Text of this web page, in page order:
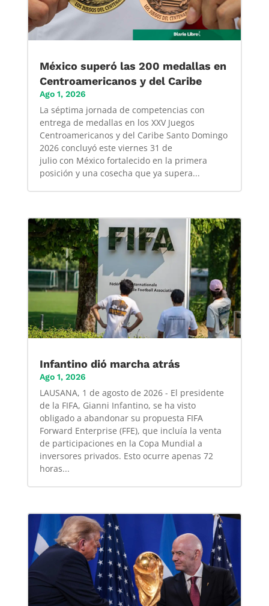
México superó las 200 medallas en
Centroamericanos y del Caribe
Ago 1, 2026
La séptima jornada de competencias con
entrega de medallas en los XXV Juegos
Centroamericanos y del Caribe Santo Domingo
2026 concluyó este viernes 31 de
julio con México fortalecido en la primera
posición y una cosecha que ya supera...
Infantino dió marcha atrás
Ago 1, 2026
LAUSANA, 1 de agosto de 2026 - El presidente
de la FIFA, Gianni Infantino, se ha visto
obligado a abandonar su propuesta FIFA
Forward Enterprise (FFE), que incluía la venta
de participaciones en la Copa Mundial a
inversores privados. Esto ocurre apenas 72
horas...